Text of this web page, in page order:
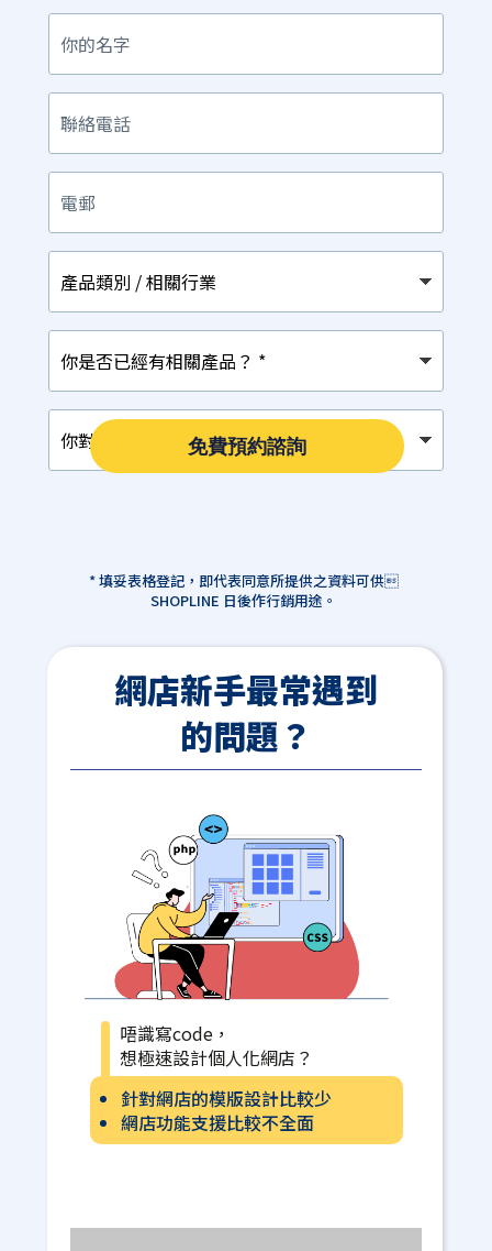
你
的
名
字
聯
絡
電
話
電
郵
產
品
類
別
/
相
關
行
業
你
是
否
已
經
有
相
你
對
以
下
免費預約諮詢
* 填妥表格登記，即代表同意所提供之資料可供
SHOPLINE 日後作行銷用途。
網店新手最常遇到
的問題？
唔識寫code，
想極速設計個人化網店？
針對網店的模版設計比較少
網店功能支援比較不全面